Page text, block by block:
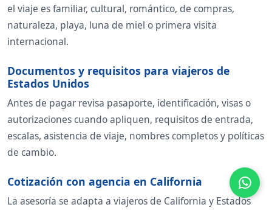
el viaje es familiar, cultural, romántico, de compras,
naturaleza, playa, luna de miel o primera visita
internacional.
Documentos y requisitos para viajeros de
Estados Unidos
Antes de pagar revisa pasaporte, identificación, visas o
autorizaciones cuando apliquen, requisitos de entrada,
escalas, asistencia de viaje, nombres completos y políticas
de cambio.
Cotización con agencia en California
La asesoría se adapta a viajeros de California y Estados